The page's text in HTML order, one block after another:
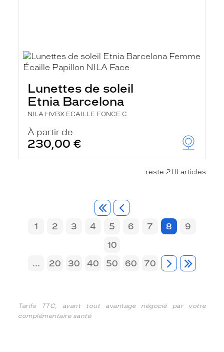
Lunettes de soleil
Etnia Barcelona
NILA HVBX ECAILLE FONCE C
À partir de
230,00 €
reste 2111 articles
1 2 3 4 5 6 7 8
9
10
...
20 30 40 50 60 70
Tarifs TTC, avant tout avantage négocié par votre
complémentaire santé